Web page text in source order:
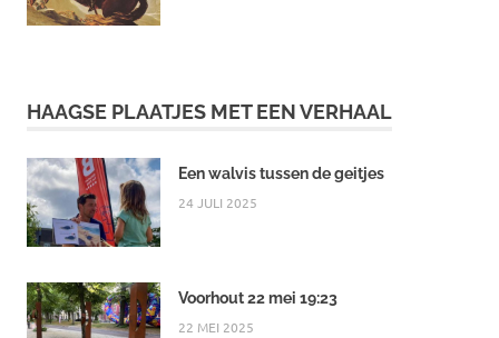
HAAGSE PLAATJES MET EEN VERHAAL
Een walvis tussen de geitjes
24 JULI 2025
Voorhout 22 mei 19:23
22 MEI 2025